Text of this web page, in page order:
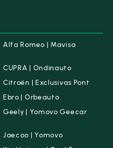
Alfa Romeo | Mavisa
CUPRA | Ondinauto
Citroën | Exclusivas Pont
Ebro | Orbeauto
Geely | Yomovo Geecar
Jaecoo | Yomovo